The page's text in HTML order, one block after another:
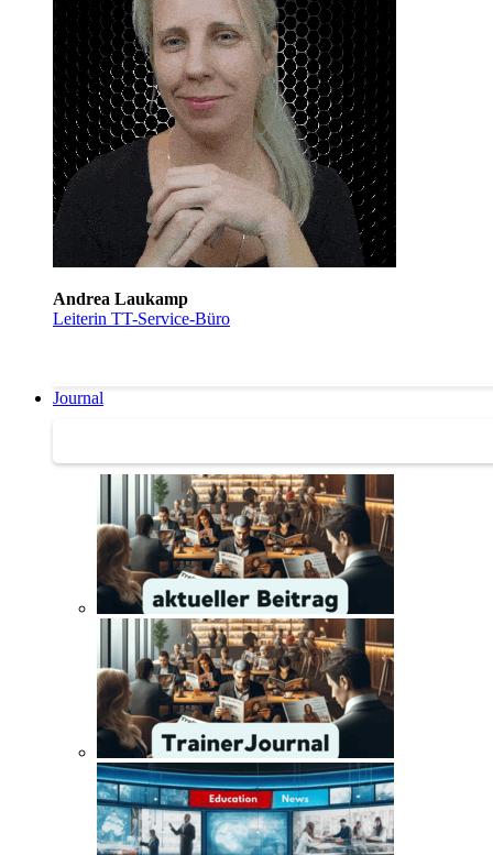
Andrea Laukamp
Leiterin TT-Service-Büro
Journal